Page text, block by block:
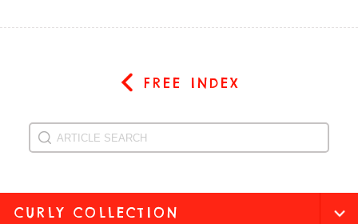
FREE INDEX
CURLY COLLECTION